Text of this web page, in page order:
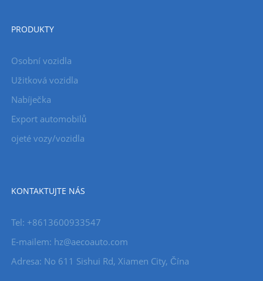
PRODUKTY
Osobní vozidla
Užitková vozidla
Nabíječka
Export automobilů
ojeté vozy/vozidla
KONTAKTUJTE NÁS
Tel: +8613600933547
E-mailem: hz@aecoauto.com
Adresa: No 611 Sishui Rd, Xiamen City, Čína